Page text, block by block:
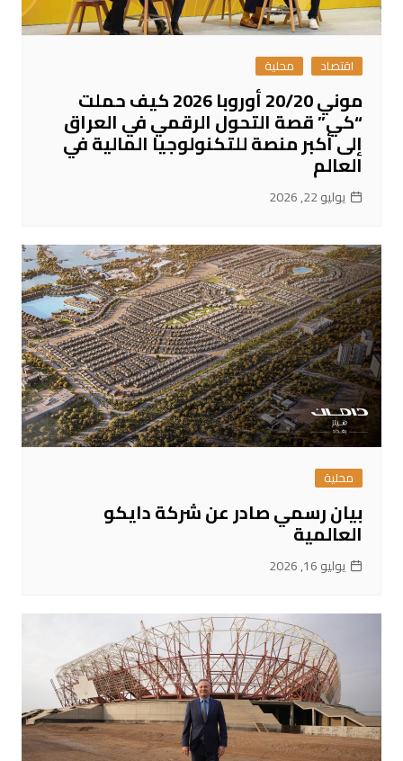
اقتصاد محلية
موني 20/20 أوروبا 2026 كيف حملت
“كي” قصة التحول الرقمي في العراق
إلى أكبر منصة للتكنولوجيا المالية في
العالم
يوليو 22, 2026
محلية
بيان رسمي صادر عن شركة دايكو
العالمية
يوليو 16, 2026